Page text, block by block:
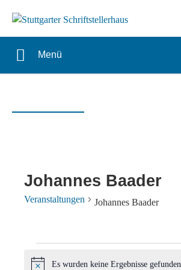
Menü
Johannes Baader
Veranstaltungen Johannes Baader
Veranstaltungen
Es wurden keine Ergebnisse gefunden.